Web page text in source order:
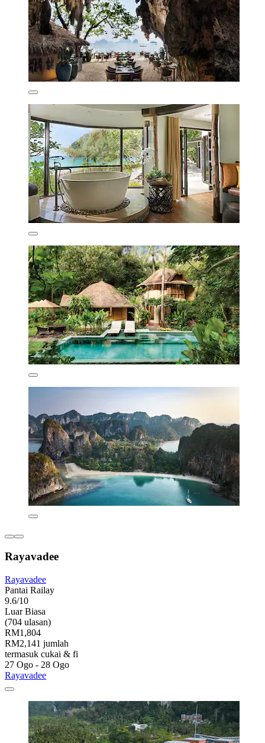
Rayavadee
Rayavadee
Pantai Railay
9.6/10
Luar Biasa
(704 ulasan)
RM1,804
RM2,141 jumlah
termasuk cukai & fi
27 Ogo - 28 Ogo
Rayavadee